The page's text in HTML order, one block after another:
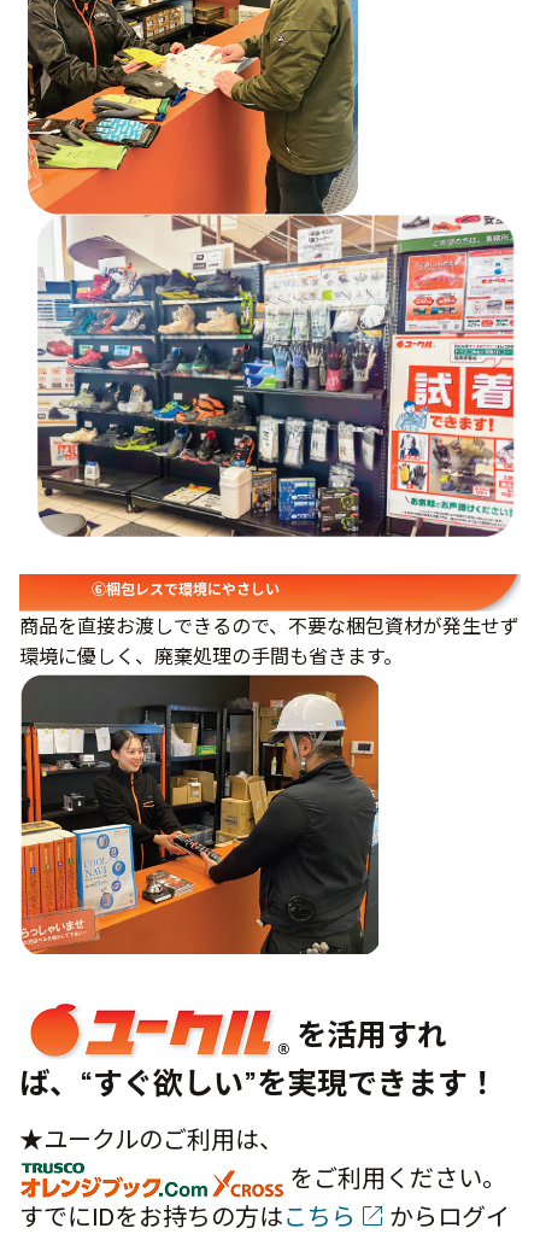
⑥梱包レスで環境にやさしい
商品を直接お渡しできるので、不要な梱包資材が発生せず
環境に優しく、廃棄処理の手間も省きます。
を活用すれ
ば、“すぐ欲しい”を実現できます！
★ユークルのご利用は、
をご利用ください。
すでにIDをお持ちの方はこちら
からログイ